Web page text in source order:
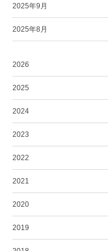
2025年9月
2025年8月
2026
2025
2024
2023
2022
2021
2020
2019